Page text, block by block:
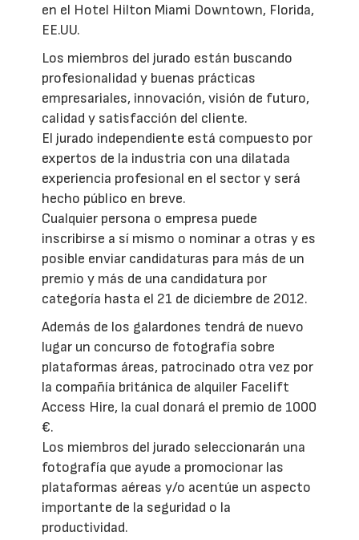
en el Hotel Hilton Miami Downtown, Florida,
EE.UU.
Los miembros del jurado están buscando
profesionalidad y buenas prácticas
empresariales, innovación, visión de futuro,
calidad y satisfacción del cliente.
El jurado independiente está compuesto por
expertos de la industria con una dilatada
experiencia profesional en el sector y será
hecho público en breve.
Cualquier persona o empresa puede
inscribirse a sí mismo o nominar a otras y es
posible enviar candidaturas para más de un
premio y más de una candidatura por
categoría hasta el 21 de diciembre de 2012.
Además de los galardones tendrá de nuevo
lugar un concurso de fotografía sobre
plataformas áreas, patrocinado otra vez por
la compañía británica de alquiler Facelift
Access Hire, la cual donará el premio de 1000
€.
Los miembros del jurado seleccionarán una
fotografía que ayude a promocionar las
plataformas aéreas y/o acentúe un aspecto
importante de la seguridad o la
productividad.